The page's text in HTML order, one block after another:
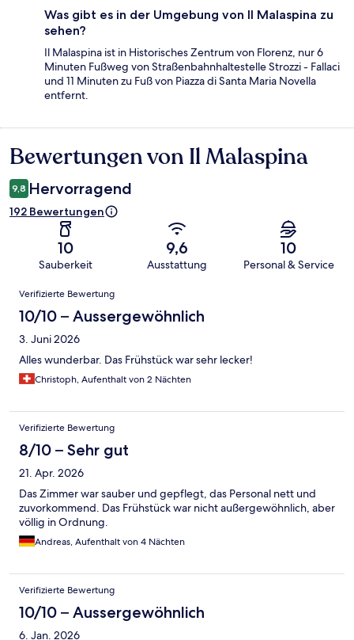
Was gibt es in der Umgebung von Il Malaspina zu
sehen?
Il Malaspina ist in Historisches Zentrum von Florenz, nur 6
Minuten Fußweg von Straßenbahnhaltestelle Strozzi - Fallaci
und 11 Minuten zu Fuß von Piazza di Santa Maria Novella
entfernt.
Bewertungen
Bewertungen von Il Malaspina
9,8 Hervorragend
192 Bewertungen
10
Sauberkeit
9,6
Ausstattung
10
Personal & Service
Bewertungen
Verifizierte Bewertung
10/10 – Aussergewöhnlich
3. Juni 2026
Alles wunderbar. Das Frühstück war sehr lecker!
Christoph, Aufenthalt von 2 Nächten
Verifizierte Bewertung
8/10 – Sehr gut
21. Apr. 2026
Das Zimmer war sauber und gepflegt, das Personal nett und
zuvorkommend. Das Frühstück war nicht außergewöhnlich, aber
völlig in Ordnung.
Andreas, Aufenthalt von 4 Nächten
Verifizierte Bewertung
10/10 – Aussergewöhnlich
6. Jan. 2026